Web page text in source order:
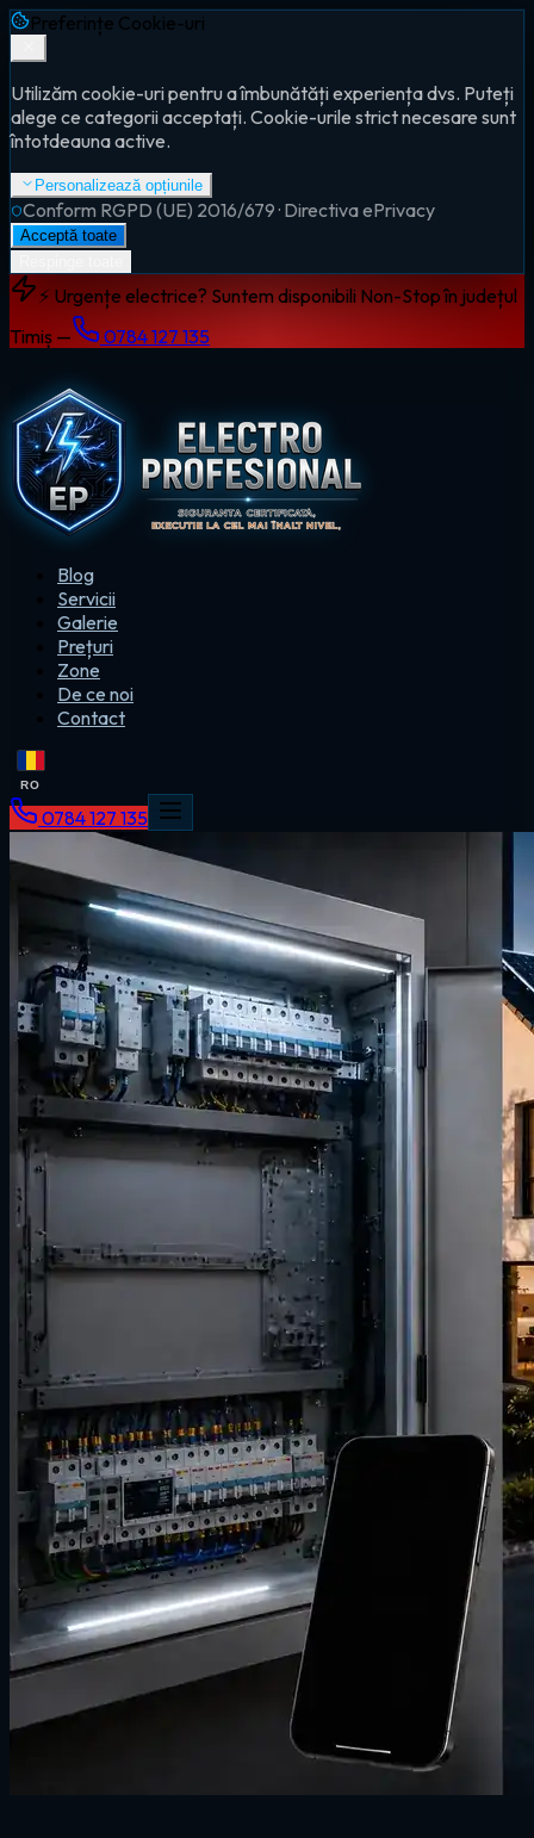
Preferințe Cookie-uri
Utilizăm cookie-uri pentru a îmbunătăți experiența dvs. Puteți
alege ce categorii acceptați. Cookie-urile strict necesare sunt
întotdeauna active.
Personalizează opțiunile
Conform RGPD (UE) 2016/679 · Directiva ePrivacy
Acceptă toate
⚡ Urgențe electrice? Suntem disponibili Non-Stop în județul
Timiș —
0784 127 135
Blog
Servicii
Galerie
Prețuri
Zone
De ce noi
Contact
RO
0784 127 135